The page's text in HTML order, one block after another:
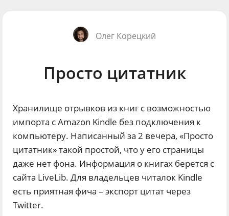
Олег Корецкий
Просто цитатник
Хранилище отрывков из книг с возможностью
импорта с Amazon Kindle без подключения к
компьютеру. Написанный за 2 вечера, «Просто
цитатник» такой простой, что у его страницы
даже нет фона. Информация о книгах берется с
сайта LiveLib. Для владельцев читалок Kindle
есть приятная фича – экспорт цитат через
Twitter.